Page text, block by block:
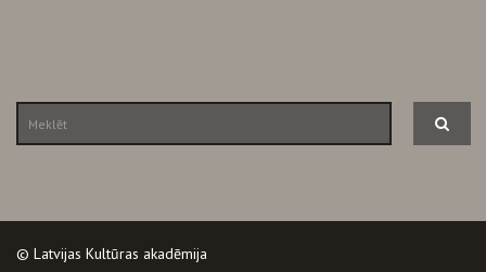
© Latvijas Kultūras akadēmija